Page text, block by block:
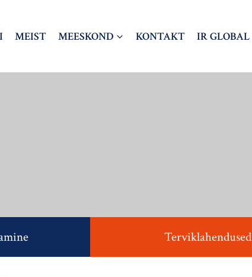
MEIST MEESKOND KONTAKT IR GLOBAL
Terviklahendused